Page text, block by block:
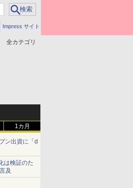
Impress サイト
全カテゴリ
1カ月
ン出資に「d
は検証のた
及